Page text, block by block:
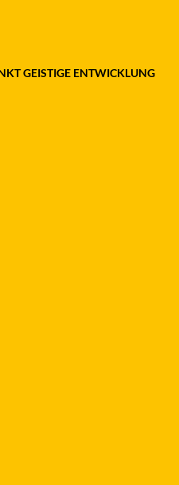
GEISTIGE ENTWICKLUNG